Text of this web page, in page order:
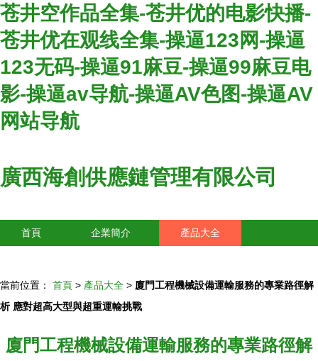
苍井空作品全集-苍井优的电影快播-
苍井优在观线全集-操逼123网-操逼
123无码-操逼91麻豆-操逼99麻豆电
影-操逼av导航-操逼AV色图-操逼AV
网站导航
廣西海創供應鏈管理有限公司
首頁 企業簡介 產品大全
當前位置： 首頁 > 產品大全 > 廈門工程機械設備運輸服務的專業路徑解
析 應對超高大型與超重運輸挑戰
廈門工程機械設備運輸服務的專業路徑解